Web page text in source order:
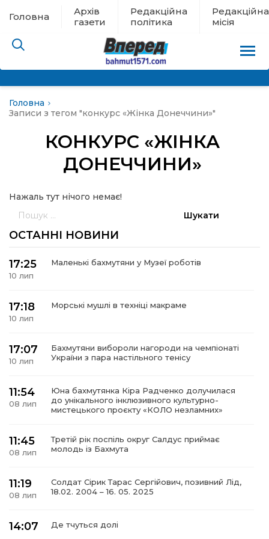
Головна
Архів
газети
Редакційна
політика
Редакційна
місія
евакуації
новини
політика
Головна
Записи з тегом "конкурс «Жінка Донеччини»"
КОНКУРС «ЖІНКА
ДОНЕЧЧИНИ»
Нажаль тут нічого немає!
ОСТАННІ НОВИНИ
17:25
10 лип
Маленькі бахмутяни у Музеї роботів
17:18
10 лип
Морські мушлі в техніці макраме
17:07
10 лип
Бахмутяни вибороли нагороди на чемпіонаті
України з пара настільного тенісу
11:54
08 лип
Юна бахмутянка Кіра Радченко долучилася
до унікального інклюзивного культурно-
мистецького проєкту «КОЛО незламних»
11:45
08 лип
Третій рік поспіль округ Салдус приймає
молодь із Бахмута
11:19
08 лип
Солдат Сірик Тарас Сергійович, позивний Лід,
18.02. 2004 – 16. 05. 2025
14:07 Де тчуться долі